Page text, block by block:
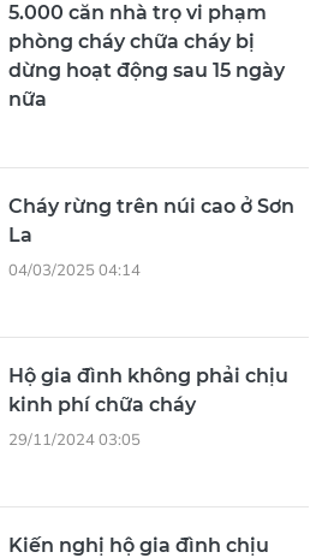
5.000 căn nhà trọ vi phạm
phòng cháy chữa cháy bị
dừng hoạt động sau 15 ngày
nữa
Cháy rừng trên núi cao ở Sơn
La
04/03/2025 04:14
Hộ gia đình không phải chịu
kinh phí chữa cháy
29/11/2024 03:05
Kiến nghị hộ gia đình chịu